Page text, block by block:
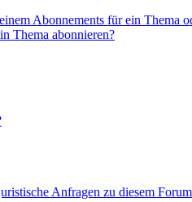
Abonnements für ein Thema
Thema abonnieren?
Anfragen zu diesem